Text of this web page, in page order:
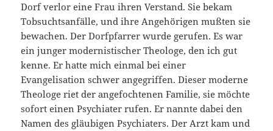
Dorf verlor eine Frau ihren Verstand. Sie bekam
Tobsuchtsanfälle, und ihre Angehörigen mußten sie
bewachen. Der Dorfpfarrer wurde gerufen. Es war
ein junger modernistischer Theologe, den ich gut
kenne. Er hatte mich einmal bei einer
Evangelisation schwer angegriffen. Dieser moderne
Theologe riet der angefochtenen Familie, sie möchte
sofort einen Psychiater rufen. Er nannte dabei den
Namen des gläubigen Psychiaters. Der Arzt kam und